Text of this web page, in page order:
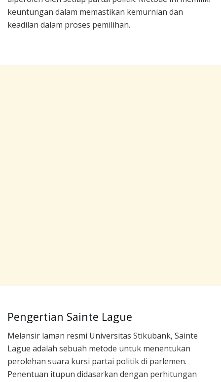
keuntungan dalam memastikan kemurnian dan
keadilan dalam proses pemilihan.
Pengertian Sainte Lague
Melansir laman resmi Universitas Stikubank, Sainte
Lague adalah sebuah metode untuk menentukan
perolehan suara kursi partai politik di parlemen.
Penentuan itupun didasarkan dengan perhitungan